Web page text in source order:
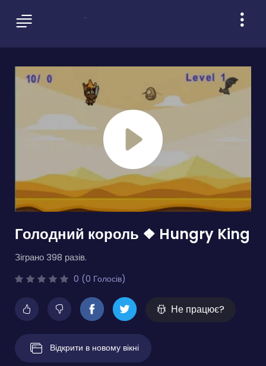
Голодний король ❖ Hungry King
Зіграно 398 разів.
0 (0 Голосів)
Не працює?
Відкрити в новому вікні